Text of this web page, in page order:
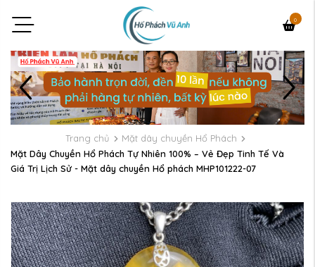
0
Trang chủ
Mặt dây chuyền Hổ Phách
Mặt Dây Chuyền Hổ Phách Tự Nhiên 100% – Vẻ Đẹp Tinh Tế Và
Giá Trị Lịch Sử - Mặt dây chuyền Hổ phách MHP101222-07